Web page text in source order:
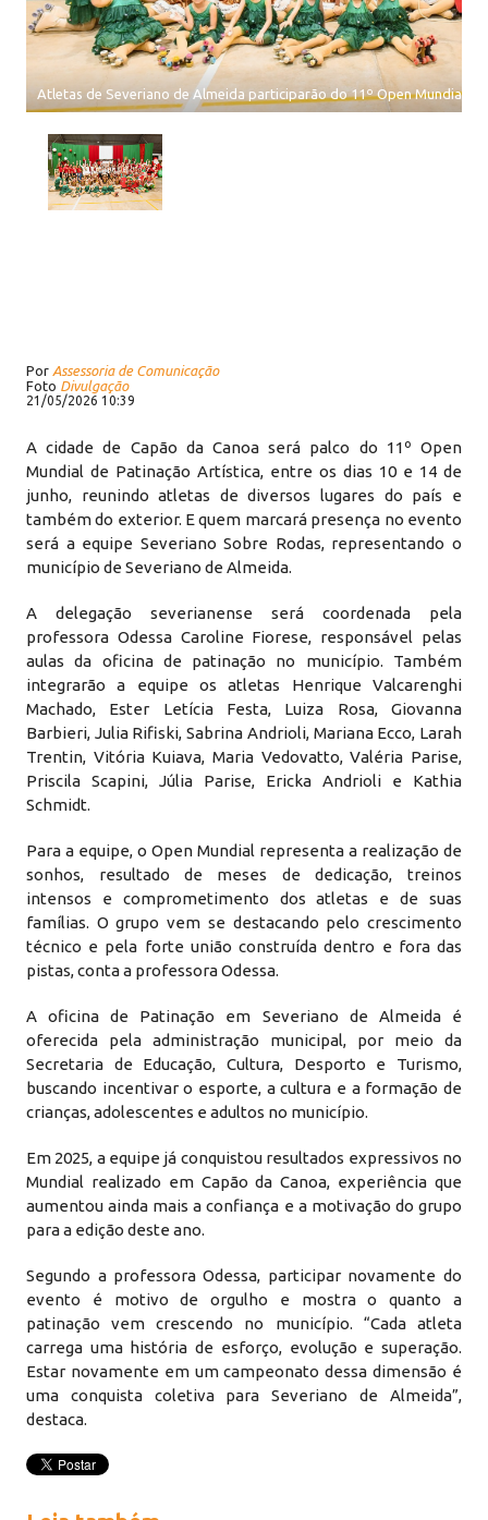
Atletas de Severiano de Almeida participarão do 11º Open Mundial
Por Assessoria de Comunicação
Foto Divulgação
21/05/2026 10:39
A cidade de Capão da Canoa será palco do 11º Open
Mundial de Patinação Artística, entre os dias 10 e 14 de
junho, reunindo atletas de diversos lugares do país e
também do exterior. E quem marcará presença no evento
será a equipe Severiano Sobre Rodas, representando o
município de Severiano de Almeida.
A delegação severianense será coordenada pela
professora Odessa Caroline Fiorese, responsável pelas
aulas da oficina de patinação no município. Também
integrarão a equipe os atletas Henrique Valcarenghi
Machado, Ester Letícia Festa, Luiza Rosa, Giovanna
Barbieri, Julia Rifiski, Sabrina Andrioli, Mariana Ecco, Larah
Trentin, Vitória Kuiava, Maria Vedovatto, Valéria Parise,
Priscila Scapini, Júlia Parise, Ericka Andrioli e Kathia
Schmidt.
Para a equipe, o Open Mundial representa a realização de
sonhos, resultado de meses de dedicação, treinos
intensos e comprometimento dos atletas e de suas
famílias. O grupo vem se destacando pelo crescimento
técnico e pela forte união construída dentro e fora das
pistas, conta a professora Odessa.
A oficina de Patinação em Severiano de Almeida é
oferecida pela administração municipal, por meio da
Secretaria de Educação, Cultura, Desporto e Turismo,
buscando incentivar o esporte, a cultura e a formação de
crianças, adolescentes e adultos no município.
Em 2025, a equipe já conquistou resultados expressivos no
Mundial realizado em Capão da Canoa, experiência que
aumentou ainda mais a confiança e a motivação do grupo
para a edição deste ano.
Segundo a professora Odessa, participar novamente do
evento é motivo de orgulho e mostra o quanto a
patinação vem crescendo no município. “Cada atleta
carrega uma história de esforço, evolução e superação.
Estar novamente em um campeonato dessa dimensão é
uma conquista coletiva para Severiano de Almeida”,
destaca.